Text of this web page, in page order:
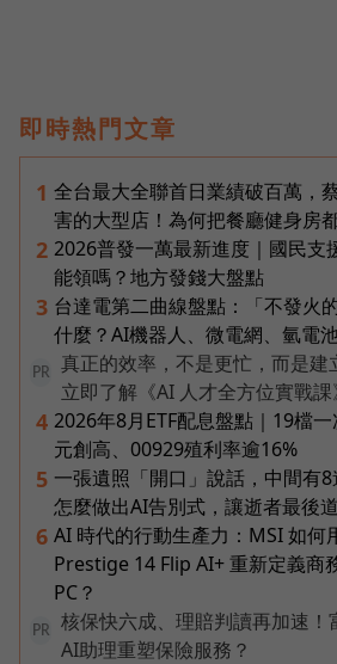
即時熱門文章
1 全台最大全聯首日業績破百萬，
害的大型店！為何把餐廳健身房
2 2026普發一萬最新進度｜國民支
能領嗎？地方發錢大盤點
3 台達電第二曲線盤點：「不發火
什麼？AI機器人、微電網、氫電
PR
真正的效率，不是更忙，而是建
立即了解《AI 人才全方位實戰課
4 2026年8月ETF配息盤點｜19檔
元創高、00929殖利率逾16%
5 一張遺照「開口」說話，中間有
怎麼做出AI告別式，讓逝者最後
6 AI 時代的行動生產力：MSI 如何
Prestige 14 Flip AI+ 重新定義商
PC？
PR
核保快六成、理賠判讀再加速！
AI助理重塑保險服務？